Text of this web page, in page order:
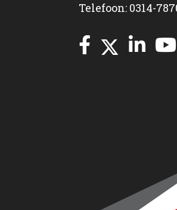
Telefoon: 0314-